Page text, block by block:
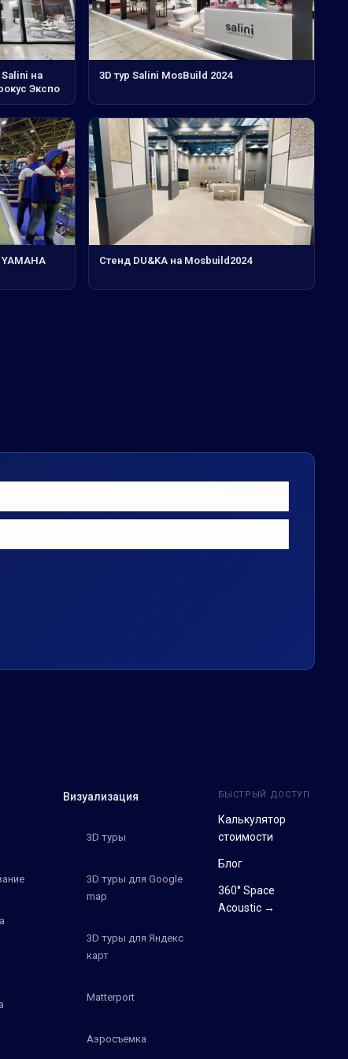
на
Экспо
3D тур Salini MosBuild 2024
Стенд DU&KA на Mosbuild2024
Визуализация
3D туры
3D туры для Google
map
3D туры для Яндекс
карт
Matterport
Аэросъемка
БЫСТРЫЙ ДОСТУП
Калькулятор
стоимости
Блог
360° Space
Acoustic →